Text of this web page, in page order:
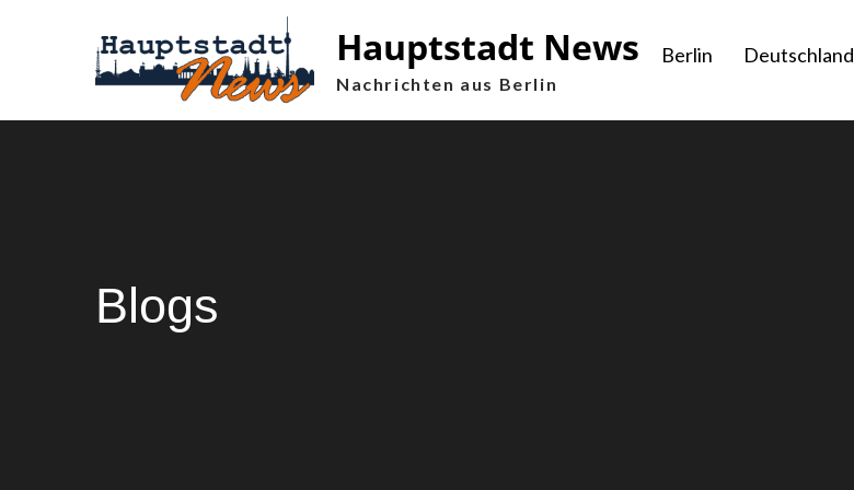
Hauptstadt News
Nachrichten aus Berlin
Berlin Deutschland
Blogs